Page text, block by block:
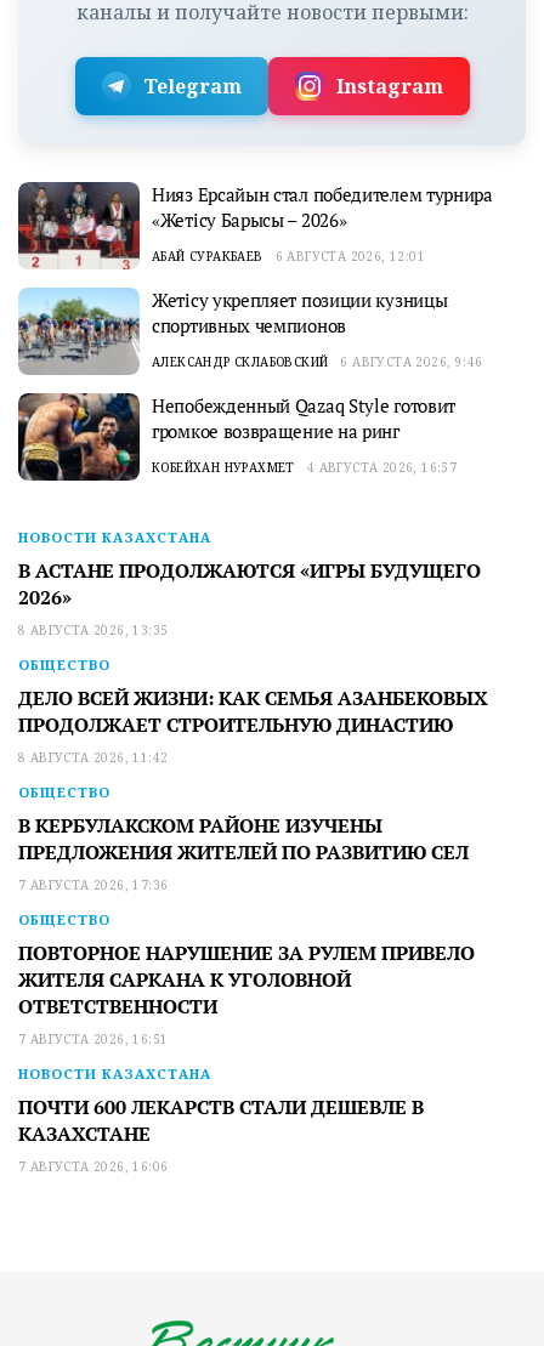
каналы и получайте новости первыми:
Telegram Instagram
Нияз Ерсайын стал победителем турнира
«Жетісу Барысы – 2026»
АБАЙ СУРАКБАЕВ 6 АВГУСТА 2026, 12:01
Жетісу укрепляет позиции кузницы
спортивных чемпионов
АЛЕКСАНДР СКЛАБОВСКИЙ 6 АВГУСТА 2026, 9:46
Непобежденный Qazaq Style готовит
громкое возвращение на ринг
КОБЕЙХАН НУРАХМЕТ 4 АВГУСТА 2026, 16:57
НОВОСТИ КАЗАХСТАНА
В АСТАНЕ ПРОДОЛЖАЮТСЯ «ИГРЫ БУДУЩЕГО
2026»
8 АВГУСТА 2026, 13:35
ОБЩЕСТВО
ДЕЛО ВСЕЙ ЖИЗНИ: КАК СЕМЬЯ АЗАНБЕКОВЫХ
ПРОДОЛЖАЕТ СТРОИТЕЛЬНУЮ ДИНАСТИЮ
8 АВГУСТА 2026, 11:42
ОБЩЕСТВО
В КЕРБУЛАКСКОМ РАЙОНЕ ИЗУЧЕНЫ
ПРЕДЛОЖЕНИЯ ЖИТЕЛЕЙ ПО РАЗВИТИЮ СЕЛ
7 АВГУСТА 2026, 17:36
ОБЩЕСТВО
ПОВТОРНОЕ НАРУШЕНИЕ ЗА РУЛЕМ ПРИВЕЛО
ЖИТЕЛЯ САРКАНА К УГОЛОВНОЙ
ОТВЕТСТВЕННОСТИ
7 АВГУСТА 2026, 16:51
НОВОСТИ КАЗАХСТАНА
ПОЧТИ 600 ЛЕКАРСТВ СТАЛИ ДЕШЕВЛЕ В
КАЗАХСТАНЕ
7 АВГУСТА 2026, 16:06